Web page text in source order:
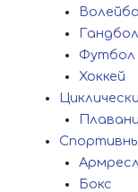
Гандбол
Футбол
Хоккей
Бокс